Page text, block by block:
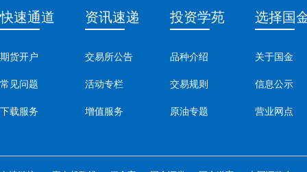
快速通道
期货开户
常见问题
下载服务
资讯速递
交易所公告
活动专栏
增值服务
投资学苑
品种介绍
交易规则
原油专题
选择国
关于国金
信息公示
营业网点